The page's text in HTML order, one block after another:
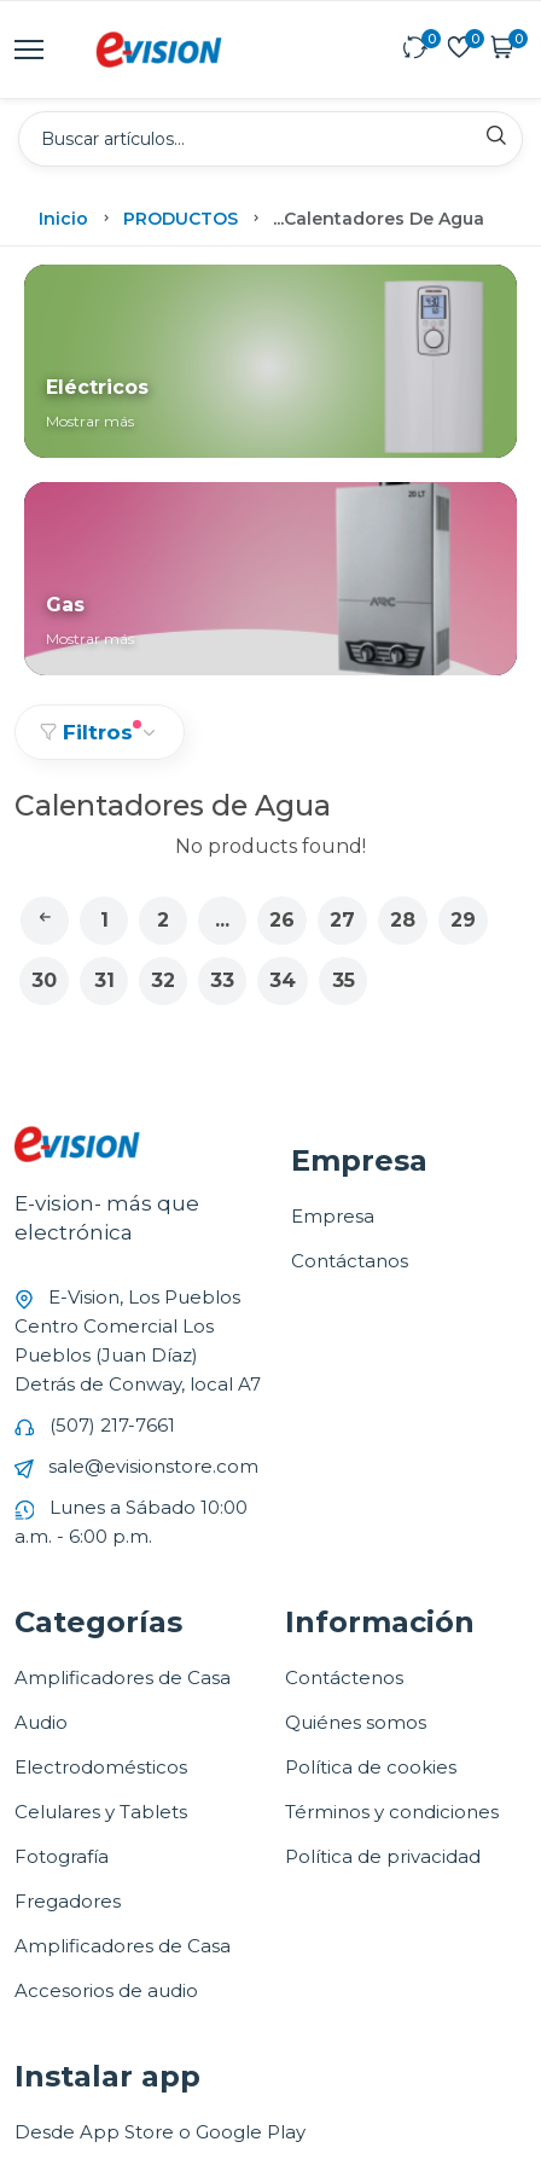
0 0 0
Inicio PRODUCTOS ...Calentadores De Agua
Eléctricos
Mostrar más
Gas
Mostrar más
Filtros
Calentadores de Agua
No products found!
1 2 ... 26 27 28 29
30 31 32 33 34 35
E-vision- más que
electrónica
E-Vision, Los Pueblos
Centro Comercial Los
Pueblos (Juan Díaz)
Detrás de Conway, local A7
(507) 217-7661
sale@evisionstore.com
Lunes a Sábado 10:00
a.m. - 6:00 p.m.
Empresa
Empresa
Contáctanos
Categorías
Amplificadores de Casa
Audio
Electrodomésticos
Celulares y Tablets
Fotografía
Fregadores
Amplificadores de Casa
Accesorios de audio
Información
Contáctenos
Quiénes somos
Política de cookies
Términos y condiciones
Política de privacidad
Instalar app
Desde App Store o Google Play